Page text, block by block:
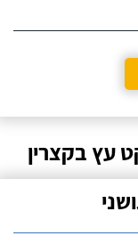
עץ בקצרין